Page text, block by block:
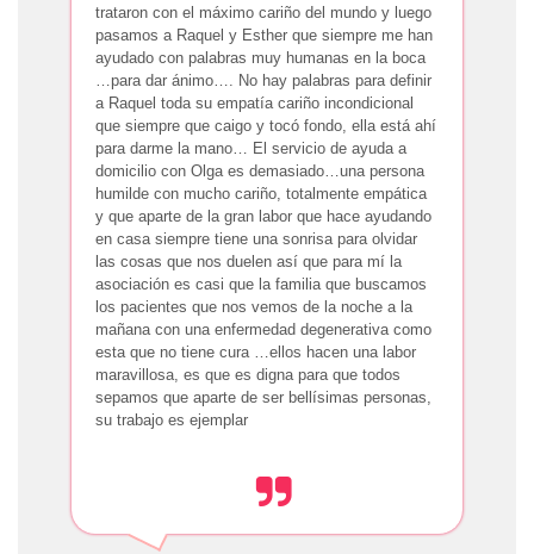
trataron con el máximo cariño del mundo y luego
pasamos a Raquel y Esther que siempre me han
ayudado con palabras muy humanas en la boca
…para dar ánimo…. No hay palabras para definir
a Raquel toda su empatía cariño incondicional
que siempre que caigo y tocó fondo, ella está ahí
para darme la mano… El servicio de ayuda a
domicilio con Olga es demasiado…una persona
humilde con mucho cariño, totalmente empática
y que aparte de la gran labor que hace ayudando
en casa siempre tiene una sonrisa para olvidar
las cosas que nos duelen así que para mí la
asociación es casi que la familia que buscamos
los pacientes que nos vemos de la noche a la
mañana con una enfermedad degenerativa como
esta que no tiene cura …ellos hacen una labor
maravillosa, es que es digna para que todos
sepamos que aparte de ser bellísimas personas,
su trabajo es ejemplar